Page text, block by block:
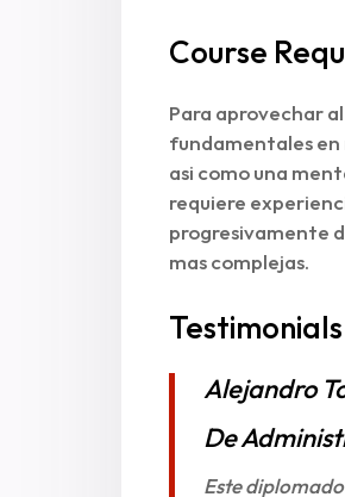
Course
Para aprovechar
fundamentales en
asi como una
requiere
progresivamente
mas complejas.
Testimonials
Alejandro
De
Este